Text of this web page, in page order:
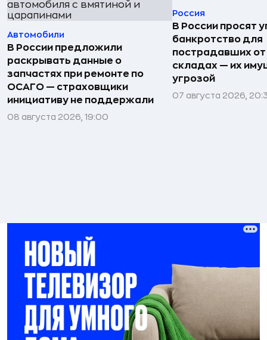
Автомобили
В России предложили
раскрывать данные о
запчастях при ремонте по
ОСАГО — страховщики
инициативу не поддержали
08 августа 2026, 19:00
Россия
В России просят
банкротство для
пострадавших
складах — их
угрозой
07 августа 2026,